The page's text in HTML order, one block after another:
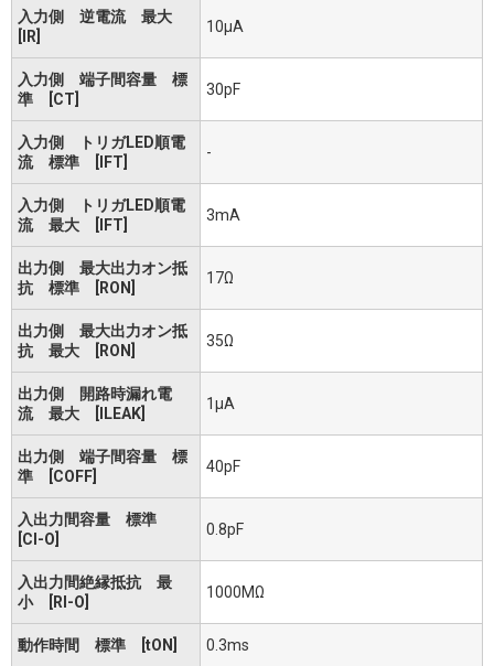
入力側 逆電流 最大
[IR]
10μA
入力側 端子間容量 標
準 [CT]
30pF
入力側 トリガLED順電
流 標準 [IFT]
-
入力側 トリガLED順電
流 最大 [IFT]
3mA
出力側 最大出力オン抵
抗 標準 [RON]
17Ω
出力側 最大出力オン抵
抗 最大 [RON]
35Ω
出力側 開路時漏れ電
流 最大 [ILEAK]
1μA
出力側 端子間容量 標
準 [COFF]
40pF
入出力間容量 標準
[CI-O]
0.8pF
入出力間絶縁抵抗 最
小 [RI-O]
1000MΩ
動作時間 標準 [tON] 0.3ms